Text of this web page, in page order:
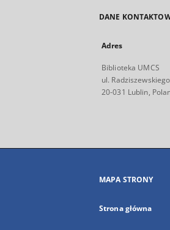
DANE
Adres
Biblioteka UMCS
ul.
20-031 Lublin,
MAPA STRONY
Strona główna